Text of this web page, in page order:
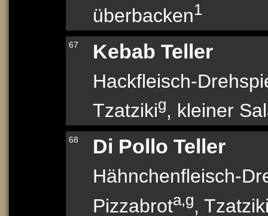
überbacken1
67 Kebab Teller
Hackfleisch-
Tzatzikig, kleiner
68 Di Pollo Teller
Hähnchenfleisch-
Pizzabrota,g,